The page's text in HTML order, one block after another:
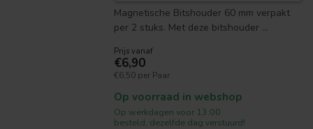
Magnetische Bitshouder 60 mm verpakt
per 2 stuks. Met deze bitshouder ...
Prijs vanaf
€6,90
€6,50 per Paar
Op voorraad in webshop
Op werkdagen voor 13:00
besteld, dezelfde dag verstuurd!